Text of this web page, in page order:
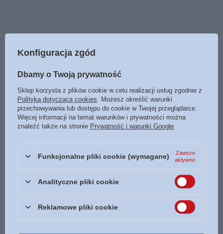
1. Moja podróż ku zadowoleniu
2. W zgodzie z rzeczywistością
3. W zgodzie z samą sobą
4. Zadowolona ze swojej roli
5. Szczęśliwa w relacjach
6. Nigdy dosyć
9. Wiara - podstawa życia
Konfiguracja zgód
Dbamy o Twoją prywatność
Sklep korzysta z plików cookie w celu realizacji usług zgodnie z
Polityką dotyczącą cookies . Możesz określić warunki
przechowywania lub dostępu do cookie w Twojej przeglądarce.
Więcej informacji na temat warunków i prywatności można
znaleźć także na stronie Prywatność i warunki Google
Funkcjonalne pliki cookie (wymagane)
Zawsze
aktywne
Analityczne pliki cookie
Reklamowe pliki cookie